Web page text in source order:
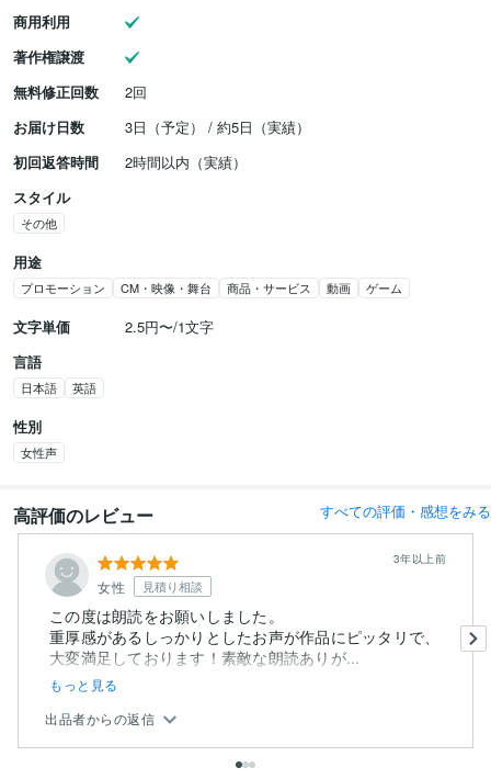
商用利用
著作権譲渡
無料修正回数
2回
お届け日数
3日（予定） / 約5日（実績）
初回返答時間
2時間以内（実績）
スタイル
その他
用途
プロモーション CM・映像・舞台 商品・サービス 動画 ゲーム
文字単価
2.5円〜/1文字
言語
日本語 英語
性別
女性声
高評価のレビュー すべての評価・感想をみる
女性 見積り相談
3年以上前
この度は朗読をお願いしました。
重厚感があるしっかりとしたお声が作品にピッタリで、
大変満足しております！素敵な朗読ありが...
もっと見る
出品者からの返信